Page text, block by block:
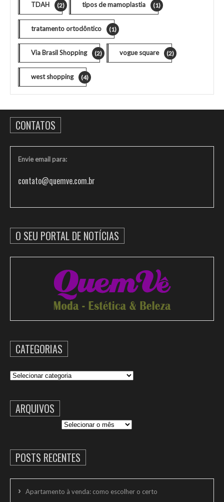
TDAH (2) tipos de mamoplastia (1)
tratamento ortodôntico (1)
Via Brasil Shopping (2) vogue square (2)
west shopping (4)
CONTATOS
Envie email para:
contato@quemve.com.br
O SEU PORTAL DE NOTÍCIAS
CATEGORIAS
Categorias
ARQUIVOS
POSTS RECENTES
Apartamento à venda: como escolher o certo